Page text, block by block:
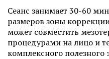
Сеанс занимает 30-60
размеров зоны
может совместить
процедурами на лицо и
комплексного полезного